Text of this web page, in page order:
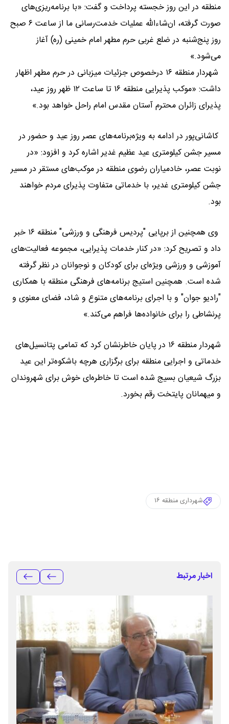
منطقه در این روز خجسته پرداخت و گفت: «با برنامه‌ریزی‌های
صورت گرفته، ان‌شاءالله عملیات خدمت‌رسانی ما از ساعت ۶ صبح
روز پنج‌شنبه در ضلع غربی حرم مطهر امام خمینی (ره) آغاز
می‌شود.»
شهردار منطقه ۱۶ درخصوص جزئیات میزبانی در حرم مطهر اظهار
داشت: «موکب پذیرایی منطقه ۱۶ تا ساعت ۱۲ ظهر روز عید،
پذیرای زائران محترم آستان مقدس امام راحل خواهد بود.»
کاشانی‌پور در ادامه به ویژه‌برنامه‌های عصر روز عید و حضور در
مسیر جشن کیلومتری عید عظیم غدیر اشاره کرد و افزود: «در
نوبت عصر، خادمیاران رضوی منطقه در موکب‌های مستقر در مسیر
جشن کیلومتری غدیر، با خدماتی متفاوت پذیرای مردم خواهند
بود.
وی همچنین از برپایی "پردیس فرهنگی و ورزشی" منطقه ۱۶ خبر
داد و تصریح کرد: «در کنار خدمات پذیرایی، مجموعه فعالیت‌های
آموزشی و ورزشی ویژه‌ای برای کودکان و نوجوانان در نظر گرفته
شده است. همچنین استیج برنامه‌های فرهنگی منطقه با همکاری
"رادیو جوان" و با اجرای برنامه‌های متنوع و شاد، فضای معنوی و
پرنشاطی را برای خانواده‌ها فراهم می‌کند.»
شهردار منطقه ۱۶ در پایان خاطرنشان کرد که تمامی پتانسیل‌های
خدماتی و اجرایی منطقه برای برگزاری هرچه باشکوه‌تر این عید
بزرگ شیعیان بسیج شده است تا خاطره‌ای خوش برای شهروندان
و میهمانان پایتخت رقم بخورد.
شهرداری منطقه ۱۶
اخبار مرتبط